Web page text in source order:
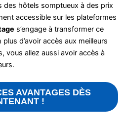
des hôtels somptueux à des prix
accessible sur les plateformes
s’engage à transformer ce
d’avoir accès aux meilleurs
vous allez aussi avoir accès à
AVANTAGES DÈS
!